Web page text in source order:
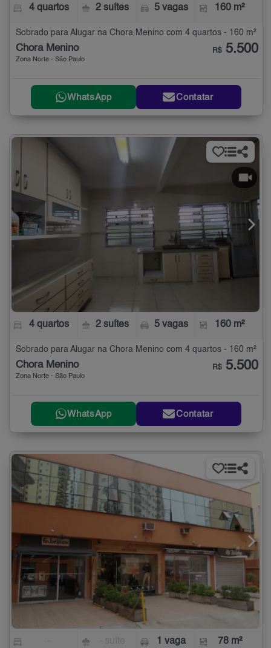
4 quartos 2 suítes 5 vagas 160 m²
Sobrado para Alugar na Chora Menino com 4 quartos - 160 m²
Chora Menino
Zona Norte - São Paulo
R$ 5.500
WhatsApp Contatar
4 quartos 2 suítes 5 vagas 160 m²
Sobrado para Alugar na Chora Menino com 4 quartos - 160 m²
Chora Menino
Zona Norte - São Paulo
R$ 5.500
WhatsApp Contatar
1 vaga 78 m²